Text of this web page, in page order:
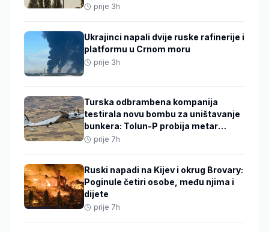
prije 3h
Ukrajinci napali dvije ruske rafinerije i
platformu u Crnom moru
prije 3h
Turska odbrambena kompanija
testirala novu bombu za uništavanje
bunkera: Tolun-P probija metar
armiranog betona
prije 7h
Ruski napadi na Kijev i okrug Brovary:
Poginule četiri osobe, među njima i
dijete
prije 7h